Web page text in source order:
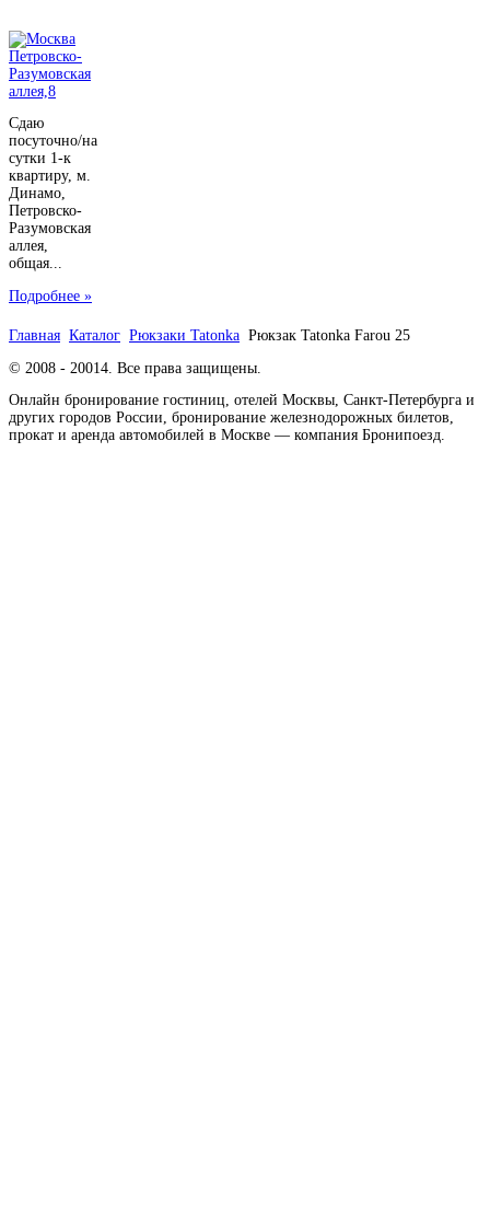
Сдаю
посуточно/на
сутки 1-к
квартиру, м.
Динамо,
Петровско-
Разумовская
аллея,
общая...
Подробнее »
Главная Каталог Рюкзаки Tatonka Рюкзак Tatonka Farou 25
© 2008 - 20014. Все права защищены.
Онлайн бронирование гостиниц, отелей Москвы, Санкт-Петербурга и
других городов России, бронирование железнодорожных билетов,
прокат и аренда автомобилей в Москве — компания Бронипоезд.